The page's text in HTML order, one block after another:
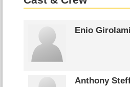
Enio Girolami
Anthony